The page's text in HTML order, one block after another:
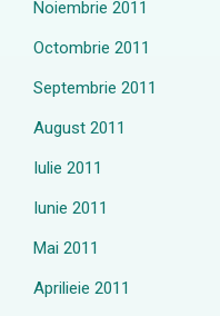
Noiembrie 2011
Octombrie 2011
Septembrie 2011
August 2011
Iulie 2011
Iunie 2011
Mai 2011
Aprilieie 2011